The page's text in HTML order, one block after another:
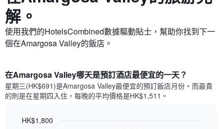
解。
使用我們的HotelsCombined數據驅動貼士，幫助你找到下一
個在Amargosa Valley​的飯店。
在Amargosa Valley哪天是預訂酒店最便宜的一天？
星期三(HK$691)是Amargosa Valley​最便宜的預訂飯店月份。而最貴
的則是在星期四​入住，每晚的平均價格是HK$1,511​​。
HK$1,800